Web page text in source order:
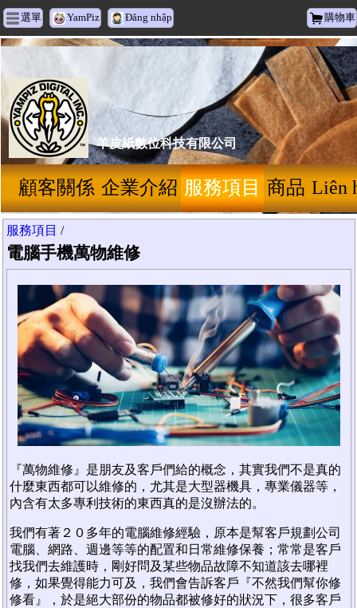
選單 YamPiz Đăng nhập 購物車
羊皮紙數位科技有限公司
顧客關係 企業介紹 服務項目 商品 Liên
服務項目 /
電腦手機萬物維修
『萬物維修』是朋友及客戶們給的概念，其實我們不是真的
什麼東西都可以維修的，尤其是大型器機具，專業儀器等，
內含有太多專利技術的東西真的是沒辦法的。
我們有著２０多年的電腦維修經驗，原本是幫客戶規劃公司
電腦、網路、週邊等等的配置和日常維修保養；常常是客戶
找我們去維護時，剛好問及某些物品故障不知道該去哪裡
修，如果覺得能力可及，我們會告訴客戶『不然我們幫你修
修看』，於是絕大部份的物品都被修好的狀況下，很多客戶